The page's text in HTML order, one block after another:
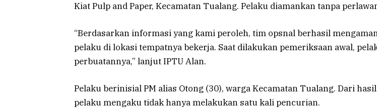
Kiat Pulp and Paper, Kecamatan Tualang. Pelaku diamankan tanpa
“Berdasarkan informasi yang kami peroleh, tim opsnal berhasil
pelaku di lokasi tempatnya bekerja. Saat dilakukan pemeriksaan awal,
perbuatannya,” lanjut IPTU Alan.
Pelaku berinisial PM alias Otong (30), warga Kecamatan Tualang. Dari
pelaku mengaku tidak hanya melakukan satu kali pencurian.